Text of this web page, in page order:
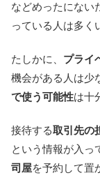
などめったにない
っている人は多く
たしかに、 プライ
機会がある人は少
で使う可能性は十
接待する取引先の
という情報が入っ
司屋を予約して置